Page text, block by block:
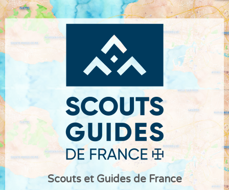
Scouts et Guides de France